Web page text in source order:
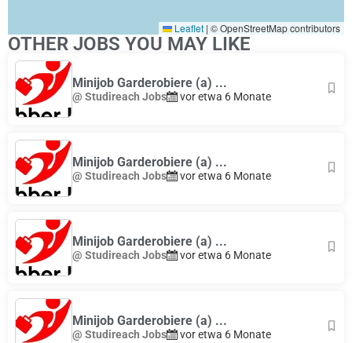
Leaflet | © OpenStreetMap contributors
OTHER JOBS YOU MAY LIKE
Minijob Garderobiere (a) ...
@ Studireach Jobs vor etwa 6 Monate
Minijob Garderobiere (a) ...
@ Studireach Jobs vor etwa 6 Monate
Minijob Garderobiere (a) ...
@ Studireach Jobs vor etwa 6 Monate
Minijob Garderobiere (a) ...
@ Studireach Jobs vor etwa 6 Monate